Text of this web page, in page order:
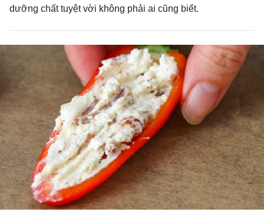
dưỡng chất tuyệt vời không phải ai cũng biết.